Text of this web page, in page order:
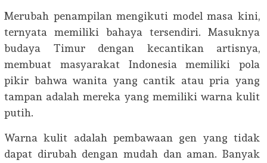
Merubah penampilan mengikuti model masa kini,
ternyata memiliki bahaya tersendiri. Masuknya
budaya Timur dengan kecantikan artisnya,
membuat masyarakat Indonesia memiliki pola
pikir bahwa wanita yang cantik atau pria yang
tampan adalah mereka yang memiliki warna kulit
putih.
Warna kulit adalah pembawaan gen yang tidak
dapat dirubah dengan mudah dan aman. Banyak